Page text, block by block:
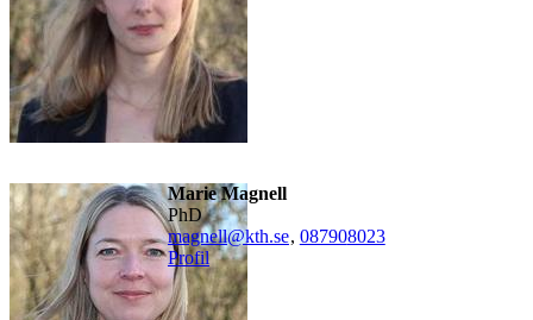
Marie Magnell
PhD
magnell@kth.se, 087908023
Profil